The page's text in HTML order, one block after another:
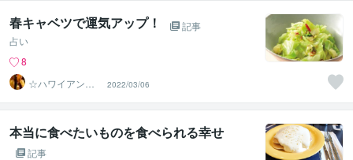
春キャベツで運気アップ！
記事
占い
8
☆ハワイアンス
ピリチュル☆～
ハナイノウエ
2022/03/06
本当に食べたいものを食べられる幸せ
記事